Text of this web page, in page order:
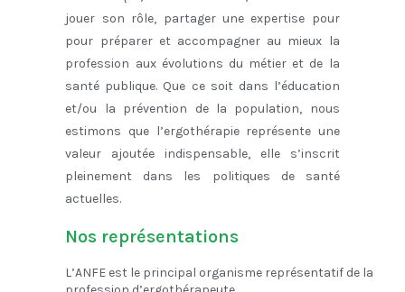
jouer son rôle, partager une expertise pour
pour préparer et accompagner au mieux la
profession aux évolutions du métier et de la
santé publique. Que ce soit dans l’éducation
et/ou la prévention de la population, nous
estimons que l’ergothérapie représente une
valeur ajoutée indispensable, elle s’inscrit
pleinement dans les politiques de santé
actuelles.
Nos représentations
L’ANFE est le principal organisme représentatif de la